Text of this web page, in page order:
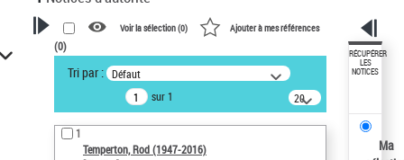
VOTRE RECHERCHE
Recherche avancée dans les
notices d’autorité
Œuvres liées à l'auteur :
Temperton, Rod (1947-2016)
Voir la sélection (0) Ajouter à mes références
(0)
Tri par : Défaut
sur 1
20
résultats/page
1
Temperton, Rod (1947-2016)
RÉCUPÉRER
LES
NOTICES
Ma